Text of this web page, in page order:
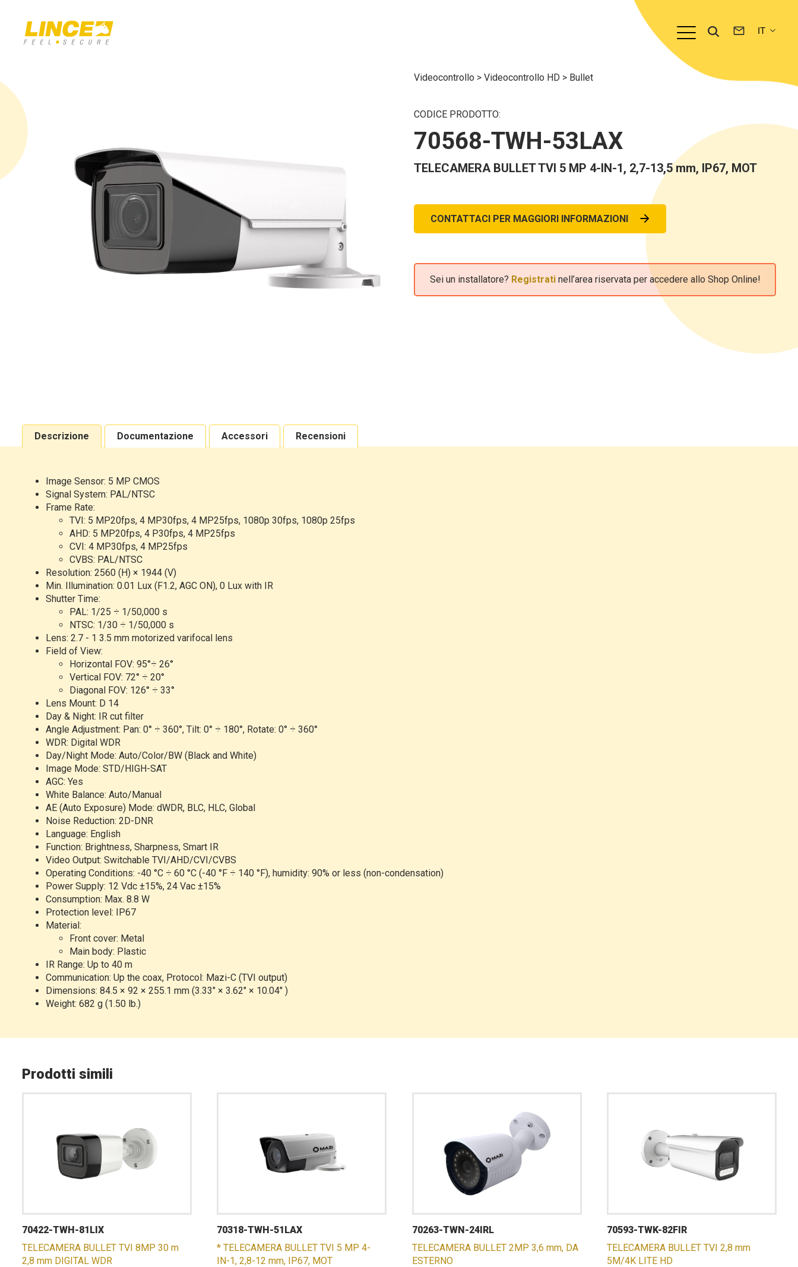
Videocontrollo >Videocontrollo HD > Bullet
CODICE PRODOTTO:
70568-TWH-53LAX
TELECAMERA BULLET TVI 5 MP 4-IN-1, 2,7-13,5 mm, IP67, MOT
CONTATTACI PER MAGGIORI INFORMAZIONI
Sei un installatore? Registratinell’area riservata per accedere allo Shop Online!
Descrizione Documentazione Accessori Recensioni
Image Sensor: 5 MP CMOS
Signal System: PAL/NTSC
Frame Rate:
TVI: 5 MP20fps, 4 MP30fps, 4 MP25fps, 1080p 30fps, 1080p 25fps
AHD: 5 MP20fps, 4 P30fps, 4 MP25fps
CVI: 4 MP30fps, 4 MP25fps
CVBS: PAL/NTSC
Resolution: 2560 (H) × 1944 (V)
Min. Illumination: 0.01 Lux (F1.2, AGC ON), 0 Lux with IR
Shutter Time:
PAL: 1/25 ÷ 1/50,000 s
NTSC: 1/30 ÷ 1/50,000 s
Lens: 2.7 - 1 3.5 mm motorized varifocal lens
Field of View:
Horizontal FOV: 95°÷ 26°
Vertical FOV: 72° ÷ 20°
Diagonal FOV: 126° ÷ 33°
Lens Mount: D 14
Day & Night: IR cut filter
Angle Adjustment: Pan: 0° ÷ 360°, Tilt: 0° ÷ 180°, Rotate: 0° ÷ 360°
WDR: Digital WDR
Day/Night Mode: Auto/Color/BW (Black and White)
Image Mode: STD/HIGH-SAT
AGC: Yes
White Balance: Auto/Manual
AE (Auto Exposure) Mode: dWDR, BLC, HLC, Global
Noise Reduction: 2D-DNR
Language: English
Function: Brightness, Sharpness, Smart IR
Video Output: Switchable TVI/AHD/CVI/CVBS
Operating Conditions: -40 °C ÷ 60 °C (-40 °F ÷ 140 °F), humidity: 90% or less (non-condensation)
Power Supply: 12 Vdc ±15%, 24 Vac ±15%
Consumption: Max. 8.8 W
Protection level: IP67
Material:
Front cover: Metal
Main body: Plastic
IR Range: Up to 40 m
Communication: Up the coax, Protocol: Mazi-C (TVI output)
Dimensions: 84.5 × 92 × 255.1 mm (3.33" × 3.62" × 10.04" )
Weight: 682 g (1.50 lb.)
Prodotti simili
70422-TWH-81LIX
TELECAMERA BULLET TVI 8MP 30 m
2,8 mm DIGITAL WDR
70318-TWH-51LAX
* TELECAMERA BULLET TVI 5 MP 4-
IN-1, 2,8-12 mm, IP67, MOT
70263-TWN-24IRL
TELECAMERA BULLET 2MP 3,6 mm, DA
ESTERNO
70593-TWK-82FIR
TELECAMERA BULLET TVI 2,8 mm
5M/4K LITE HD